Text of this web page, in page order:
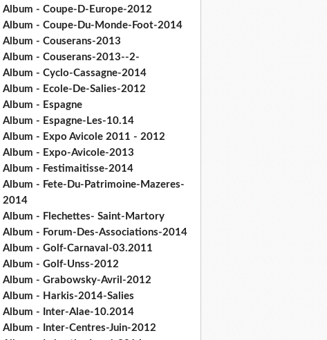
Album - Coupe-D-Europe-2012
Album - Coupe-Du-Monde-Foot-2014
Album - Couserans-2013
Album - Couserans-2013--2-
Album - Cyclo-Cassagne-2014
Album - Ecole-De-Salies-2012
Album - Espagne
Album - Espagne-Les-10.14
Album - Expo Avicole 2011 - 2012
Album - Expo-Avicole-2013
Album - Festimaitisse-2014
Album - Fete-Du-Patrimoine-Mazeres-
2014
Album - Flechettes- Saint-Martory
Album - Forum-Des-Associations-2014
Album - Golf-Carnaval-03.2011
Album - Golf-Unss-2012
Album - Grabowsky-Avril-2012
Album - Harkis-2014-Salies
Album - Inter-Alae-10.2014
Album - Inter-Centres-Juin-2012